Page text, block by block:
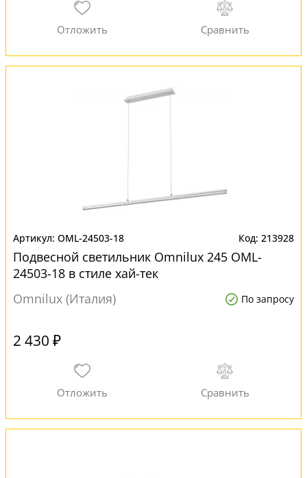
OML-24503-18 213928
Подвесной светильник Omnilux 245 OML-
24503-18 в стиле хай-тек
Omnilux (Италия)
По запросу
2 430 ₽